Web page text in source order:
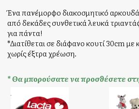
Ένα πανέμορφο διακοσμητικό
από δεκάδες συνθετικά λευκά
για πάντα!
*Διατίθεται σε διάφανο κουτί 30cm
χωρίς έξτρα χρέωση.
* Θα μπορούσατε να προσθέσετε